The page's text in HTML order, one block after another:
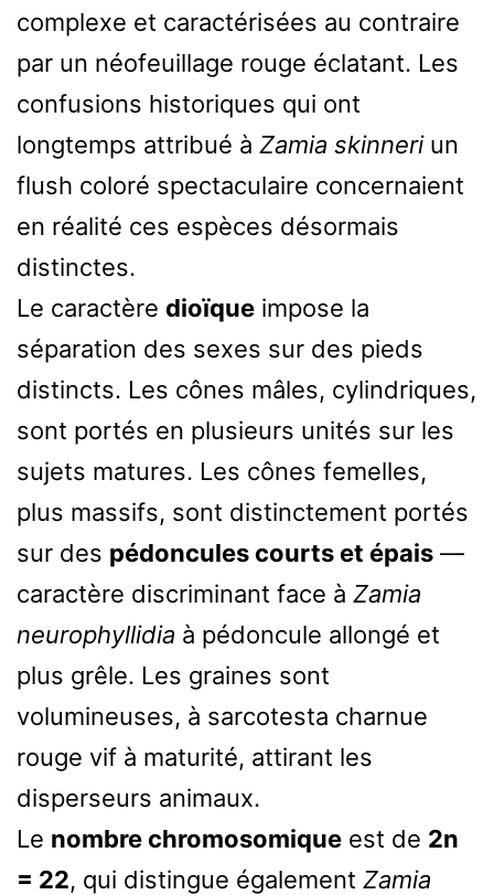
complexe et caractérisées au contraire
par un néofeuillage rouge éclatant. Les
confusions historiques qui ont
longtemps attribué à Zamia skinneriun
flush coloré spectaculaire concernaient
en réalité ces espèces désormais
distinctes.
Le caractère dioïque impose la
séparation des sexes sur des pieds
distincts. Les cônes mâles, cylindriques,
sont portés en plusieurs unités sur les
sujets matures. Les cônes femelles,
plus massifs, sont distinctement portés
sur des pédoncules courts et épais —
caractère discriminant face à Zamia
neurophyllidia à pédoncule allongé et
plus grêle. Les graines sont
volumineuses, à sarcotesta charnue
rouge vif à maturité, attirant les
disperseurs animaux.
Le nombre chromosomique est de 2n
= 22, qui distingue également Zamia